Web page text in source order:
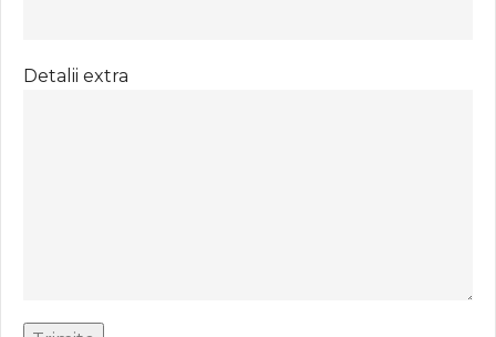
Detalii extra